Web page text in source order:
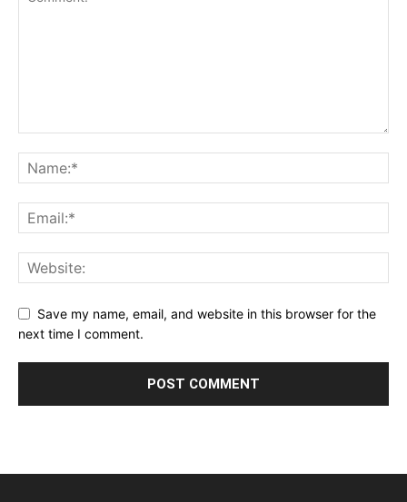
Save my name, email, and website in this browser for the
next time I comment.